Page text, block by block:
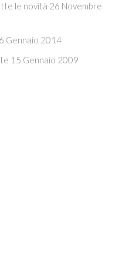
le novità 26 Novembre
Gennaio 2014
15 Gennaio 2009